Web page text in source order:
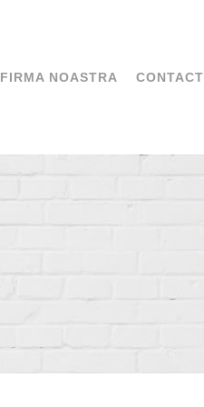
FIRMA NOASTRA CONTACT